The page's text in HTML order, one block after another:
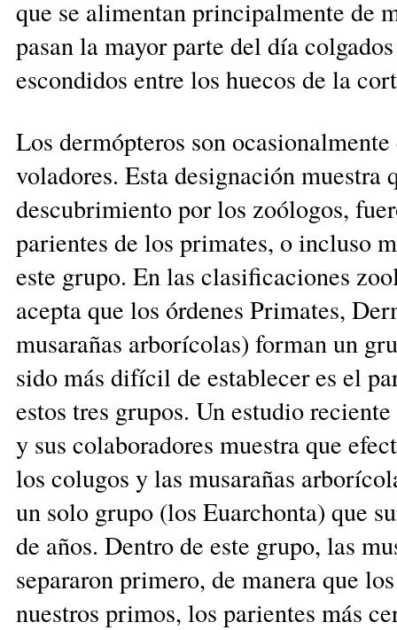
que se alimentan principalmente de
pasan la mayor parte del día
escondidos entre los huecos de la
Los dermópteros son
voladores. Esta desig­nación muestra
descubrimiento por los zoólogos,
parientes de los primates, o incluso
este grupo. En las clasificaciones
acepta que los órdenes Primates,
musarañas arborícolas) forman un
sido más di­fícil de establecer es el
estos tres grupos. Un estudio
y sus colaboradores muestra que
los colugos y las musa­rañas
un solo grupo (los Euarchonta) que
de años. Dentro de este grupo, las
separaron primero, de manera que
nues­tros primos, los parientes más